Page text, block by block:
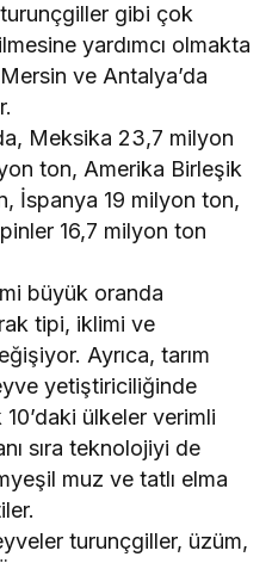
gibi çok
yardımcı olmakta
ve Antalya’da
Meksika 23,7 milyon
ton, Amerika Birleşik
İspanya 19 milyon ton,
16,7 milyon ton
büyük oranda
tipi, iklimi ve
Ayrıca, tarım
yetiştiriciliğinde
ülkeler verimli
sıra teknolojiyi de
muz ve tatlı elma
turunçgiller, üzüm,